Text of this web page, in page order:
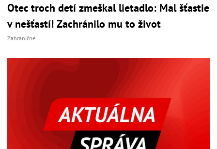
Otec troch detí zmeškal lietadlo: Mal šťastie
v nešťastí! Zachránilo mu to život
Zahraničné